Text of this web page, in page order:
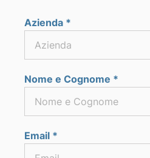
Azienda *
Nome e Cognome *
Email *